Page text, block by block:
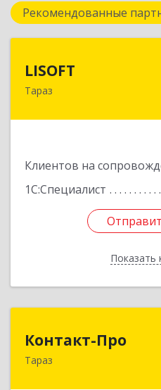
Рекомендованные
LISOFT
Тараз
Клиентов на
1С:Специалист
Показать
080002, Казахстан,
Контакт-Про
Тараз